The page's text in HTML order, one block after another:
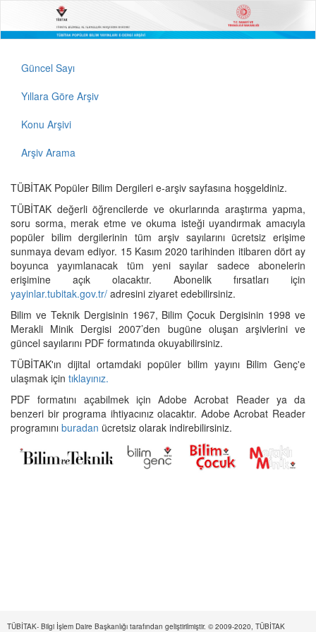
Güncel Sayı
Yıllara Göre Arşiv
Konu Arşivi
Arşiv Arama
TÜBİTAK Popüler Bilim Dergileri e-arşiv sayfasına hoşgeldiniz.
TÜBİTAK değerli öğrencilerde ve okurlarında araştırma yapma,
soru sorma, merak etme ve okuma isteği uyandırmak amacıyla
popüler bilim dergilerinin tüm arşiv sayılarını ücretsiz erişime
sunmaya devam ediyor. 15 Kasım 2020 tarihinden itibaren dört ay
boyunca yayımlanacak tüm yeni sayılar sadece abonelerin
erişimine açık olacaktır. Abonelik fırsatları için
yayinlar.tubitak.gov.tr/ adresini ziyaret edebilirsiniz.
Bilim ve Teknik Dergisinin 1967, Bilim Çocuk Dergisinin 1998 ve
Merakli Minik Dergisi 2007’den bugüne oluşan arşivlerini ve
güncel sayılarını PDF formatında okuyabilirsiniz.
TÜBİTAK'ın dijital ortamdaki popüler bilim yayını Bilim Genç'e
ulaşmak için tıklayınız.
PDF formatını açabilmek için Adobe Acrobat Reader ya da
benzeri bir programa ihtiyacınız olacaktır. Adobe Acrobat Reader
programını buradan ücretsiz olarak indirebilirsiniz.
TÜBİTAK- Bilgi İşlem Daire Başkanlığı tarafından geliştirilmiştir. © 2009-2020, TÜBİTAK